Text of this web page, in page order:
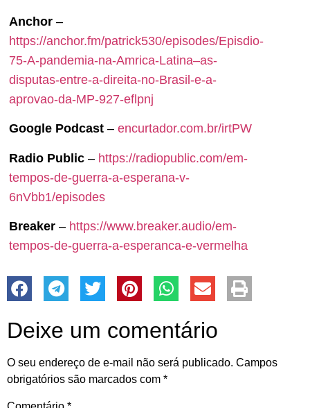
Anchor –
https://anchor.fm/patrick530/episodes/Episdio-
75-A-pandemia-na-Amrica-Latina–as-
disputas-entre-a-direita-no-Brasil-e-a-
aprovao-da-MP-927-eflpnj
Google Podcast – encurtador.com.br/irtPW
Radio Public – https://radiopublic.com/em-
tempos-de-guerra-a-esperana-v-
6nVbb1/episodes
Breaker – https://www.breaker.audio/em-
tempos-de-guerra-a-esperanca-e-vermelha
Deixe um comentário
O seu endereço de e-mail não será publicado. Campos
obrigatórios são marcados com *